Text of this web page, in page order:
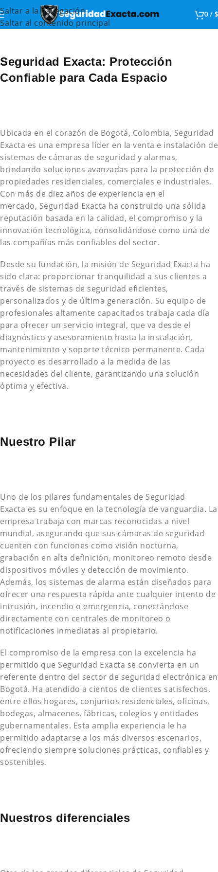
Saltar a la navegación
Saltar al contenido principal
0 /
Seguridad Exacta: Protección
Confiable para Cada Espacio
Ubicada en el corazón de Bogotá, Colombia, Seguridad
Exacta es una empresa líder en la venta e instalación de
sistemas de cámaras de seguridad y alarmas,
brindando soluciones avanzadas para la protección de
propiedades residenciales, comerciales e industriales.
Con más de diez años de experiencia en el
mercado, Seguridad Exacta ha construido una sólida
reputación basada en la calidad, el compromiso y la
innovación tecnológica, consolidándose como una de
las compañías más confiables del sector.
Desde su fundación, la misión de Seguridad Exacta ha
sido clara: proporcionar tranquilidad a sus clientes a
través de sistemas de seguridad eficientes,
personalizados y de última generación. Su equipo de
profesionales altamente capacitados trabaja cada día
para ofrecer un servicio integral, que va desde el
diagnóstico y asesoramiento hasta la instalación,
mantenimiento y soporte técnico permanente. Cada
proyecto es desarrollado a la medida de las
necesidades del cliente, garantizando una solución
óptima y efectiva.
Nuestro Pilar
Uno de los pilares fundamentales de Seguridad
Exacta es su enfoque en la tecnología de vanguardia. La
empresa trabaja con marcas reconocidas a nivel
mundial, asegurando que sus cámaras de seguridad
cuenten con funciones como visión nocturna,
grabación en alta definición, monitoreo remoto desde
dispositivos móviles y detección de movimiento.
Además, los sistemas de alarma están diseñados para
ofrecer una respuesta rápida ante cualquier intento de
intrusión, incendio o emergencia, conectándose
directamente con centrales de monitoreo o
notificaciones inmediatas al propietario.
El compromiso de la empresa con la excelencia ha
permitido que Seguridad Exacta se convierta en un
referente dentro del sector de seguridad electrónica en
Bogotá. Ha atendido a cientos de clientes satisfechos,
entre ellos hogares, conjuntos residenciales, oficinas,
bodegas, almacenes, fábricas, colegios y entidades
gubernamentales. Esta amplia experiencia le ha
permitido adaptarse a los más diversos escenarios,
ofreciendo siempre soluciones prácticas, confiables y
sostenibles.
Nuestros diferenciales